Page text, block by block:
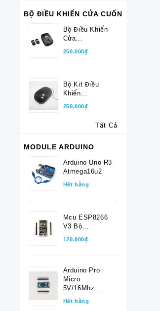
BỘ ĐIỀU KHIỂN CỬA CUỐN
Bộ Điều Khiển
Cửa...
250.000₫
Bộ Kit Điều
Khiển...
250.000₫
Tất Cả
MODULE ARDUINO
Arduino Uno R3
Atmega16u2
Hết hàng
Mcu ESP8266
V3 Bộ...
120.000₫
Arduino Pro
Micro
5V/16Mhz...
Hết hàng